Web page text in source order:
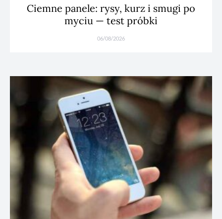
Ciemne panele: rysy, kurz i smugi po
myciu — test próbki
06/08/2026